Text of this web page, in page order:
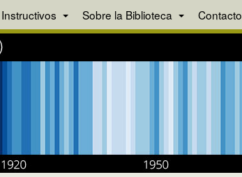
Instructivos Sobre la Biblioteca Contacto